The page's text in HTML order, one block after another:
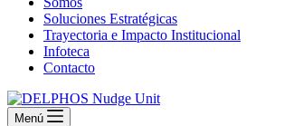
Soluciones Estratégicas
Trayectoria e Impacto Institucional
Infoteca
Contacto
Menú